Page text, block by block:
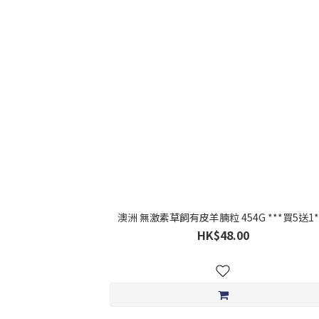
澳洲 無激素草飼有皮羊腩粒 454G ***買5送
HK$48.00